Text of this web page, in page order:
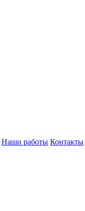
Наши работы Контакты